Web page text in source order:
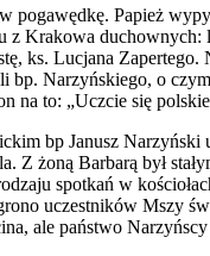
poga­węd­kę. Papież
z Kra­ko­wa
ks. Lucja­na Zaper­te­go.
bp. Narzyń­skie­go, o
na to: „Uczcie się
bp Janusz Narzyń­ski
Z żoną Bar­ba­rą był
spo­tkań w
uczest­ni­ków Mszy
ale pań­stwo